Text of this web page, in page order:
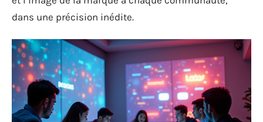
dans une précision inédite.